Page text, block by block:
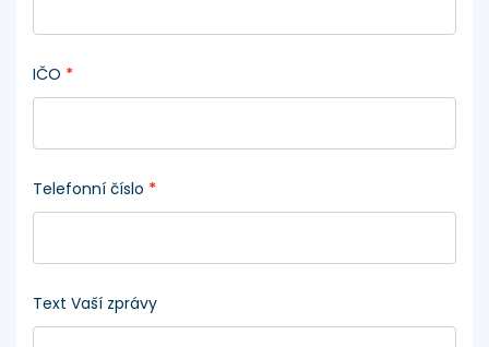
IČO *
Telefonní číslo *
Text Vaší zprávy